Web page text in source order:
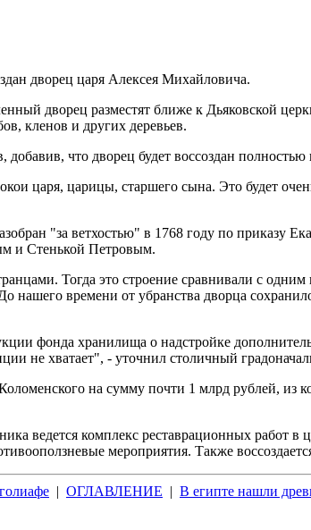
дворец царя Алексея Михайловича.
дворец разместят ближе к Дьяковской
кленов и других деревьев.
что дворец будет воссоздан
царя, царицы, старшего сына. Это будет
"за ветхостью" в 1768 году по приказу
и Стенькой Петровым.
Тогда это строение сравнивали с одним
времени от убранства дворца
фонда хранилища о надстройке
не хватает", - уточнил столичный
на сумму почти 1 млрд рублей, из
ведется комплекс реставрационных работ
мероприятия. Также
| ОГЛАВЛЕНИЕ | В египте нашли